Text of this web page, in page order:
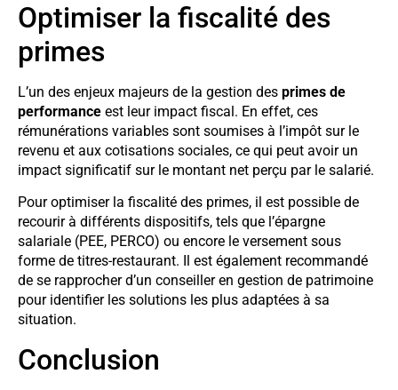
Optimiser la fiscalité des
primes
L’un des enjeux majeurs de la gestion des primes de
performance est leur impact fiscal. En effet, ces
rémunérations variables sont soumises à l’impôt sur le
revenu et aux cotisations sociales, ce qui peut avoir un
impact significatif sur le montant net perçu par le salarié.
Pour optimiser la fiscalité des primes, il est possible de
recourir à différents dispositifs, tels que l’épargne
salariale (PEE, PERCO) ou encore le versement sous
forme de titres-restaurant. Il est également recommandé
de se rapprocher d’un conseiller en gestion de patrimoine
pour identifier les solutions les plus adaptées à sa
situation.
Conclusion